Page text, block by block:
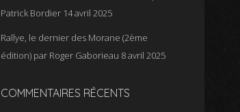
Patrick Bordier 14 avril 2025
Rallye, le dernier des Morane (2ème
édition) par Roger Gaborieau 8 avril 2025
COMMENTAIRES RÉCENTS